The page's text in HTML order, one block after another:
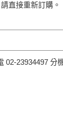
直接重新訂購。
23934497 分